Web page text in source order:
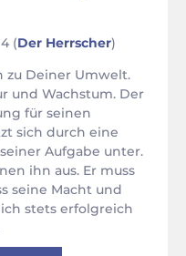
(Der Herrscher)
zu Deiner Umwelt.
und Wachstum. Der
für seinen
sich durch eine
Aufgabe unter.
ihn aus. Er muss
seine Macht und
stets erfolgreich